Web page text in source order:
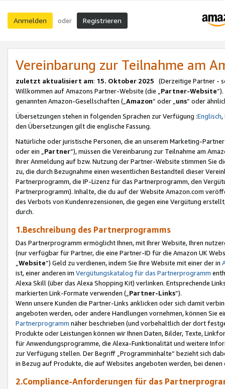
Anmelden oder Registrieren
Vereinbarung zur Teilnahme am
zuletzt aktualisiert am: 15. Oktober 2025 (Derzeitige Partner -
Willkommen auf Amazons Partner-Website (die „Partner-Website
genannten Amazon-Gesellschaften („Amazon“ oder „uns“ oder
Übersetzungen stehen in folgenden Sprachen zur Verfügung :Englisch,
den Übersetzungen gilt die englische Fassung.
Natürliche oder juristische Personen, die an unserem Marketing-
oder ein „Partner“), müssen die Vereinbarung zur Teilnahme am
Ihrer Anmeldung auf bzw. Nutzung der Partner-Website stimmen Sie
zu, die durch Bezugnahme einen wesentlichen Bestandteil dieser
Partnerprogramm, die IP-Lizenz für das Partnerprogramm, den
Partnerprogramm). Inhalte, die du auf der Website Amazon.com
des Verbots von Kundenrezensionen, die gegen eine Vergütung
durch.
1.Beschreibung des Partnerprogramms
Das Partnerprogramm ermöglicht Ihnen, mit Ihrer Website, Ihren
(nur verfügbar für Partner, die eine Partner-ID für die Amazon UK
Website“) Geld zu verdienen, indem Sie Ihre Website mit einer der in
ist, einer anderen im Vergütungskatalog für das Partnerprogramm
Alexa Skill (über das Alexa Shopping Kit) verlinken. Entsprechende
markierten Link-Formate verwenden („ Partner-Links“).
Wenn unsere Kunden die Partner-Links anklicken oder sich damit
angeboten werden, oder andere Handlungen vornehmen, können Sie
Partnerprogramm näher beschrieben (und vorbehaltlich der dort
Produkte oder Leistungen können wir Ihnen Daten, Bilder, Texte,
für Anwendungsprogramme, die Alexa-Funktionalität und weitere
zur Verfügung stellen. Der Begriff „Programminhalte“ bezieht sich
in Bezug auf Produkte, die auf Websites angeboten werden, bei
2.Compliance-Anforderungen für das